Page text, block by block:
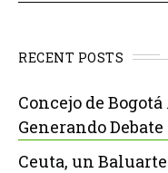
RECENT POSTS
Concejo de
Generando
Ceuta, un